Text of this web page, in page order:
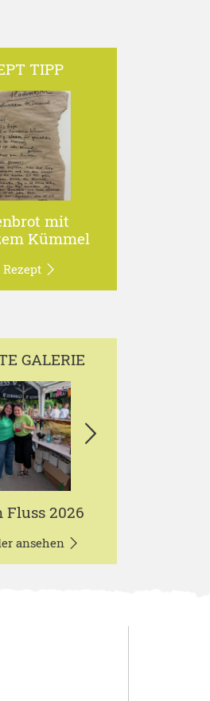
TIPP
mit
Kümmel
GALERIE
Fluss 2026
ansehen